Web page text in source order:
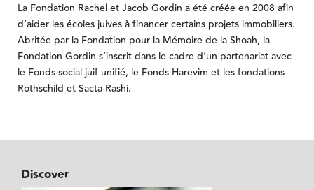
La Fondation Rachel et Jacob Gordin a été créée en 2008 afin
d’aider les écoles juives à financer certains projets immobiliers.
Abritée par la Fondation pour la Mémoire de la Shoah, la
Fondation Gordin s’inscrit dans le cadre d’un partenariat avec
le Fonds social juif unifié, le Fonds Harevim et les fondations
Rothschild et Sacta-Rashi.
Discover